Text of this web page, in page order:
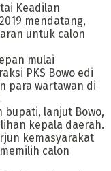
Keadilan
mendatang,
untuk calon
mulai
PKS Bowo edi
para wartawan di
bupati, lanjut Bowo,
kepala daerah.
kemasyarakat
calon